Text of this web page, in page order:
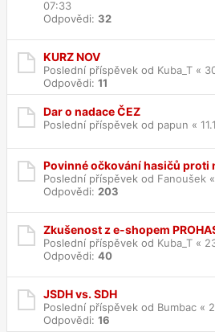
07:33
Odpovědi: 32
KURZ NOV
Poslední příspěvek od Kuba_T «
Odpovědi: 11
Dar o nadace ČEZ
Poslední příspěvek od papun «
Povinné očkování hasičů proti
Poslední příspěvek od Fanoušek «
Odpovědi: 203
Zkušenost z e-shopem
Poslední příspěvek od Kuba_T «
Odpovědi: 40
JSDH vs. SDH
Poslední příspěvek od Bumbac «
Odpovědi: 16